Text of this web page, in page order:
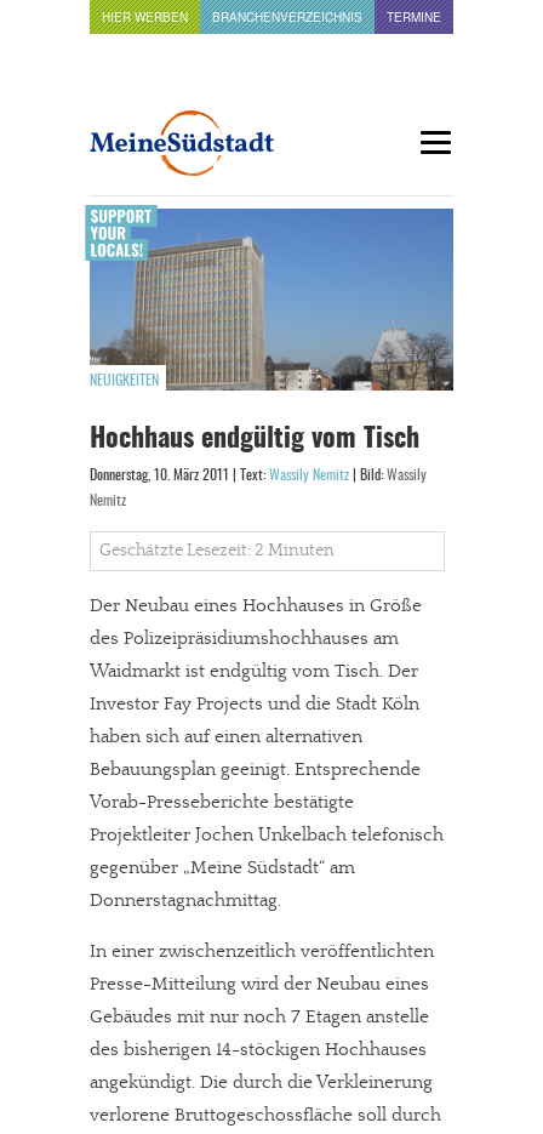
HIER WERBEN BRANCHENVERZEICHNIS TERMINE
NEUIGKEITEN
Hochhaus endgültig vom Tisch
Donnerstag, 10. März 2011 | Text: Wassily Nemitz | Bild: Wassily
Nemitz
Geschätzte Lesezeit: 2 Minuten
Der Neubau eines Hochhauses in Größe
des Polizeipräsidiumshochhauses am
Waidmarkt ist endgültig vom Tisch. Der
Investor Fay Projects und die Stadt Köln
haben sich auf einen alternativen
Bebauungsplan geeinigt. Entsprechende
Vorab-Presseberichte bestätigte
Projektleiter Jochen Unkelbach telefonisch
gegenüber „Meine Südstadt“ am
Donnerstagnachmittag.
In einer zwischenzeitlich veröffentlichten
Presse-Mitteilung wird der Neubau eines
Gebäudes mit nur noch 7 Etagen anstelle
des bisherigen 14-stöckigen Hochhauses
angekündigt. Die durch die Verkleinerung
verlorene Bruttogeschossfläche soll durch